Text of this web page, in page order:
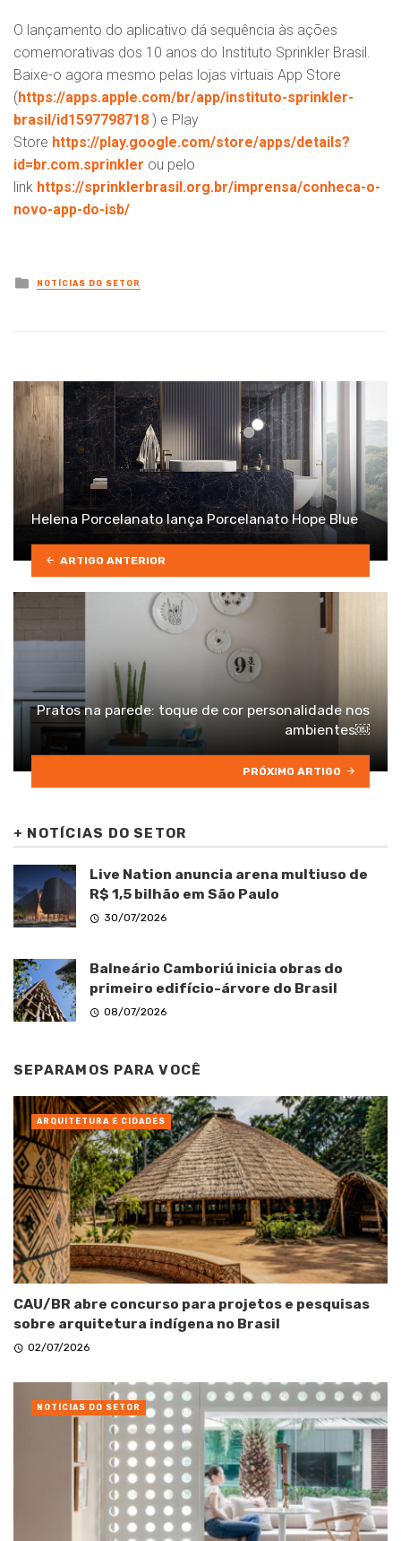
O lançamento do aplicativo dá sequência às ações
comemorativas dos 10 anos do Instituto Sprinkler Brasil.
Baixe-o agora mesmo pelas lojas virtuais App Store
(https://apps.apple.com/br/app/instituto-sprinkler-
brasil/id1597798718 ) e Play
Store https://play.google.com/store/apps/details?
id=br.com.sprinkler ou pelo
link https://sprinklerbrasil.org.br/imprensa/conheca-o-
novo-app-do-isb/
Posted
in
NOTÍCIAS DO SETOR
Helena Porcelanato lança Porcelanato Hope Blue
ARTIGO ANTERIOR
Pratos na parede: toque de cor personalidade nos
ambientes￼
PRÓXIMO ARTIGO
+ NOTÍCIAS DO SETOR
Live Nation anuncia arena multiuso de
R$ 1,5 bilhão em São Paulo
30/07/2026
Balneário Camboriú inicia obras do
primeiro edifício-árvore do Brasil
08/07/2026
SEPARAMOS PARA VOCÊ
CAU/BR abre concurso para projetos e pesquisas
sobre arquitetura indígena no Brasil
02/07/2026
ARQUITETURA E CIDADES
NOTÍCIAS DO SETOR